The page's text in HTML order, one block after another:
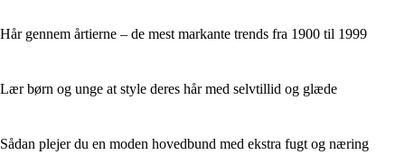
Hår gennem årtierne – de mest markante trends fra 1900 til 1999
Lær børn og unge at style deres hår med selvtillid og glæde
Sådan plejer du en moden hovedbund med ekstra fugt og næring